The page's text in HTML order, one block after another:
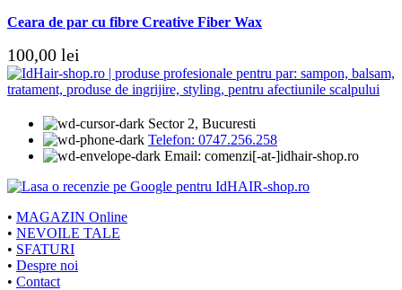
Ceara de par cu fibre Creative Fiber Wax
100,00 lei
Sector 2, Bucuresti
Telefon: 0747.256.258
Email: comenzi[-at-]idhair-shop.ro
• MAGAZIN Online
• NEVOILE TALE
• SFATURI
• Despre noi
• Contact